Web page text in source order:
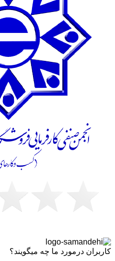
کاربران درمورد ما چه میگویند؟